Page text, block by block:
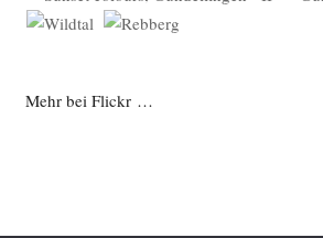
Mehr bei Flickr …